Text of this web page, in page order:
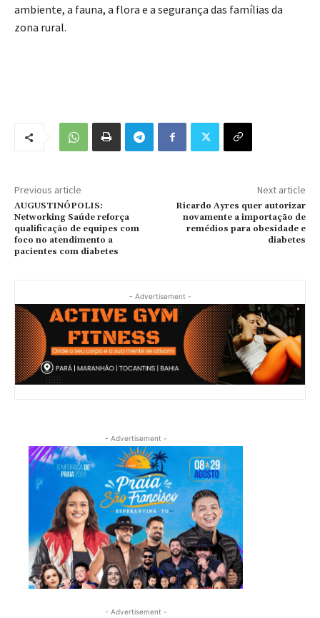
ambiente, a fauna, a flora e a segurança das famílias da
zona rural.
Previous article
AUGUSTINÓPOLIS:
Networking Saúde reforça
qualificação de equipes com
foco no atendimento a
pacientes com diabetes
Next article
Ricardo Ayres quer autorizar
novamente a importação de
remédios para obesidade e
diabetes
- Advertisement -
- Advertisement -
- Advertisement -